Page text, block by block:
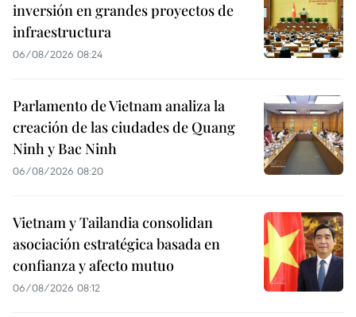
inversión en grandes proyectos de
infraestructura
06/08/2026 08:24
Parlamento de Vietnam analiza la
creación de las ciudades de Quang
Ninh y Bac Ninh
06/08/2026 08:20
Vietnam y Tailandia consolidan
asociación estratégica basada en
confianza y afecto mutuo
06/08/2026 08:12